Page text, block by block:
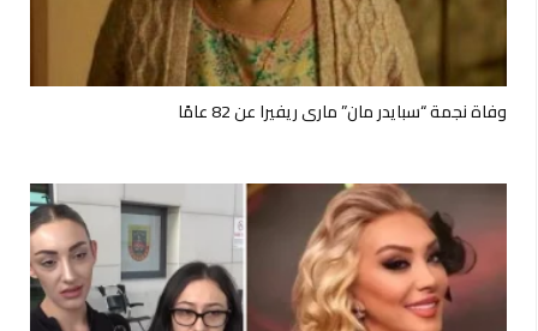
وفاة نجمة “سبايدر مان” ماري ريفيرا عن 82 عامًا